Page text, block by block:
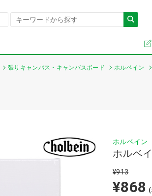
張りキャンバス・キャンバスボード ホルベイン
ホルベイン
ホルベ
¥913
¥868